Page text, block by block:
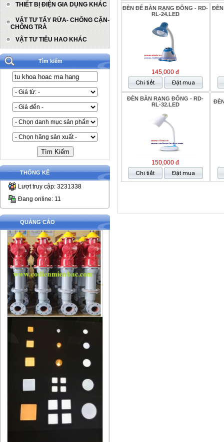
THIẾT BỊ ĐIỆN GIA DỤNG KHÁC
VẬT TƯ TẨY RỬA- CHỐNG CẶN-
CHỐNG TRÀ
VẬT TƯ TIÊU HAO KHÁC
Tìm kiếm
THỐNG KÊ
Lượt truy cập: 3231338
Đang online: 11
QUẢNG CÁO
ĐÈN ĐỂ BÀN RẠNG ĐÔNG - RD-
RL-24.LED
145,000 đ
ĐÈN BÀN RẠNG ĐÔNG - RD-
RL-32.LED
150,000 đ